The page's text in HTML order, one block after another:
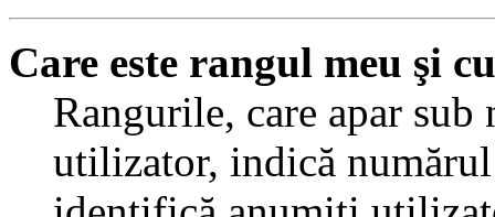
Care este rangul meu şi
Rangurile, care apar sub
utilizator, indică numărul